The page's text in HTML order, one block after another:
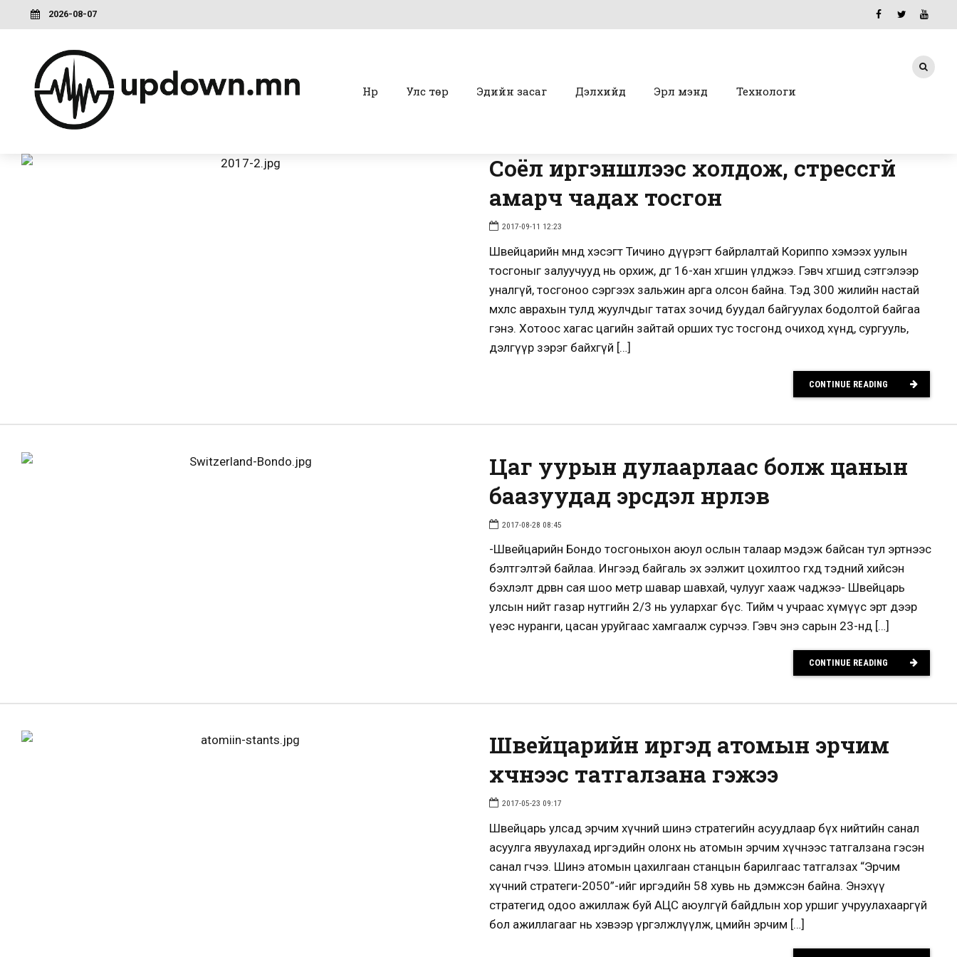
2026-08-07
Нүүр Улс төр Эдийн засаг Дэлхийд Эрүүл мэнд Технологи
Соёл иргэншлээс холдож, стрессгүй
амарч чадах тосгон
2017-09-11 12:23
Швейцарийн өмнөд хэсэгт Тичино дүүрэгт байрлалтай Кориппо хэмээх уулын
тосгоныг залуучууд нь орхиж, өдгөө 16-хан хөгшин үлджээ. Гэвч хөгшид сэтгэлээр
уналгүй, тосгоноо сэргээх зальжин арга олсон байна. Тэд 300 жилийн настай
мөхлөөс аврахын тулд жуулчдыг татах зочид буудал байгуулах бодолтой байгаа
гэнэ. Хотоос хагас цагийн зайтай орших тус тосгонд очиход хүнд, сургууль,
дэлгүүр зэрэг байхгүй […]
CONTINUE READING
Цаг уурын дулаарлаас болж цанын
баазуудад эрсдэл нүүрлэв
2017-08-28 08:45
-Швейцарийн Бондо тосгоныхон аюул ослын талаар мэдэж байсан тул эртнээс
бэлтгэлтэй байлаа. Ингээд байгаль эх ээлжит цохилтоо өгөхөд тэдний хийсэн
бэхлэлт дөрвөн сая шоо метр шавар шавхай, чулууг хааж чаджээ- Швейцарь
улсын нийт газар нутгийн 2/3 нь уулархаг бүс. Тийм ч учраас хүмүүс эрт дээр
үеэс нуранги, цасан уруйгаас хамгаалж сурчээ. Гэвч энэ сарын 23-нд […]
CONTINUE READING
Швейцарийн иргэд атомын эрчим
хүчнээс татгалзана гэжээ
2017-05-23 09:17
Швейцарь улсад эрчим хүчний шинэ стратегийн асуудлаар бүх нийтийн санал
асуулга явуулахад иргэдийн олонх нь атомын эрчим хүчнээс татгалзана гэсэн
санал өгчээ. Шинэ атомын цахилгаан станцын барилгаас татгалзах “Эрчим
хүчний стратеги-2050”-ийг иргэдийн 58 хувь нь дэмжсэн байна. Энэхүү
стратегид одоо ажиллаж буй АЦС аюулгүй байдлын хор уршиг учруулахааргүй
бол ажиллагааг нь хэвээр үргэлжлүүлж, цөмийн эрчим […]